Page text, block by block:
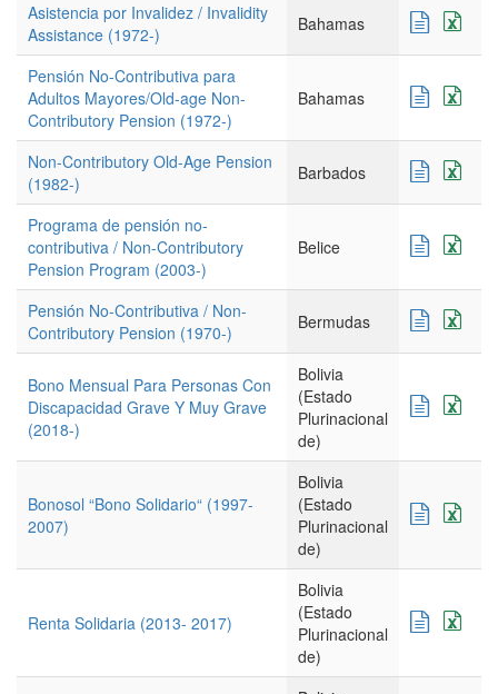
Asistencia por Invalidez / Invalidity
Assistance (1972-)
Bahamas
Pensión No-Contributiva para
Adultos Mayores/Old-age Non-
Contributory Pension (1972-)
Bahamas
Non-Contributory Old-Age Pension
(1982-)
Barbados
Programa de pensión no-
contributiva / Non-Contributory
Pension Program (2003-)
Belice
Pensión No-Contributiva / Non-
Contributory Pension (1970-)
Bermudas
Bono Mensual Para Personas Con
Discapacidad Grave Y Muy Grave
(2018-)
Bolivia
(Estado
Plurinacional
de)
Bonosol “Bono Solidario“ (1997-
2007)
Bolivia
(Estado
Plurinacional
de)
Renta Solidaria (2013- 2017)
Bolivia
(Estado
Plurinacional
de)